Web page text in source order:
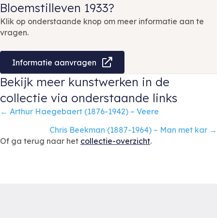
Bloemstilleven 1933?
Klik op onderstaande knop om meer informatie aan te
vragen.
Informatie aanvragen
Bekijk meer kunstwerken in de
collectie via onderstaande links
Posts
navigation
← Arthur Haegebaert (1876-1942) – Veere
Chris Beekman (1887-1964) – Man met kar →
Of ga terug naar het collectie-overzicht.